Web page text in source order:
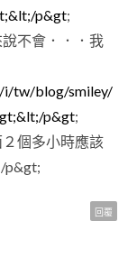
p&gt;
不會．．．我
i/tw/blog/smiley/
p&gt;
個多小時應該
p&gt;
回覆